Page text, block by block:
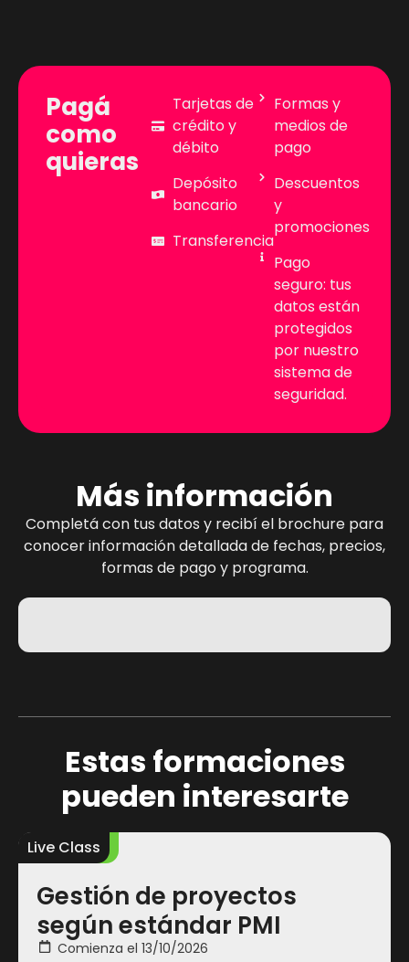
Pagá
como
quieras
Tarjetas de
crédito y
débito
Depósito
bancario
Transferencia
Formas y
medios de
pago
Descuentos
y
promociones
Pago
seguro: tus
datos están
protegidos
por nuestro
sistema de
seguridad.
Más información
Completá con tus datos y recibí el brochure para
conocer información detallada de fechas, precios,
formas de pago y programa.
Estas formaciones
pueden interesarte
Live Class
Gestión de proyectos
según estándar PMI
Comienza el 13/10/2026